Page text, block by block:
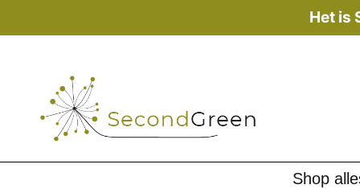
naar
Het is
Shop